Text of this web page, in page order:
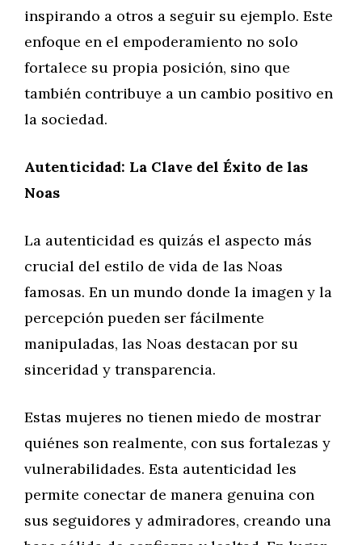
inspirando a otros a seguir su ejemplo. Este
enfoque en el empoderamiento no solo
fortalece su propia posición, sino que
también contribuye a un cambio positivo en
la sociedad.
Autenticidad: La Clave del Éxito de las
Noas
La autenticidad es quizás el aspecto más
crucial del estilo de vida de las Noas
famosas. En un mundo donde la imagen y la
percepción pueden ser fácilmente
manipuladas, las Noas destacan por su
sinceridad y transparencia.
Estas mujeres no tienen miedo de mostrar
quiénes son realmente, con sus fortalezas y
vulnerabilidades. Esta autenticidad les
permite conectar de manera genuina con
sus seguidores y admiradores, creando una